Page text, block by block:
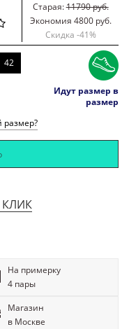
Старая:11790 руб.
Экономия 4800 руб.
Скидка -41%
42
Идут размер в
размер
размер?
КЛИК
На примерку
4 пары
Магазин
в Москве